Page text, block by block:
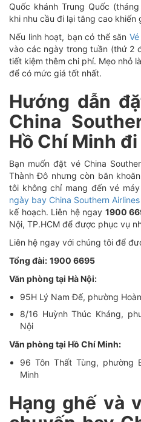
Quốc khánh Trung Quốc
khi nhu cầu đi lại tăng cao khiến
Nếu linh hoạt, bạn có thể săn
vào các ngày trong tuần (thứ 2
tiết kiệm thêm chi phí. Mẹo nhỏ
để có mức giá tốt nhất.
Hướng dẫn
China
Hồ Chí Minh
Bạn muốn đặt vé China
Thành Đô nhưng còn băn
tôi không chỉ mang đến vé
ngày bay China Southern Airlines
kế hoạch. Liên hệ ngay 1900
Nội, TP.HCM để được phục vụ
Liên hệ ngay với chúng tôi để
Tổng đài: 1900 6695
Văn phòng tại Hà Nội:
95H Lý Nam Đế, phường
8/16 Huỳnh Thúc Kháng,
Nội
Văn phòng tại Hồ Chí Minh:
96 Tôn Thất Tùng, phường
Minh
Hạng ghế và